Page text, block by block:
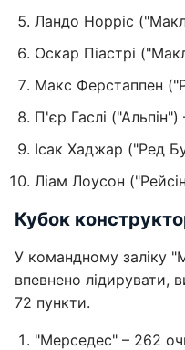
Ландо Норріс
Оскар Піастрі
Макс Ферстаппен
П'єр Гаслі ("Альпін")
Ісак Хаджар ("Ред
Ліам Лоусон
Кубок
У командному заліку
впевнено лідирувати,
72 пункти.
"Мерседес" – 262